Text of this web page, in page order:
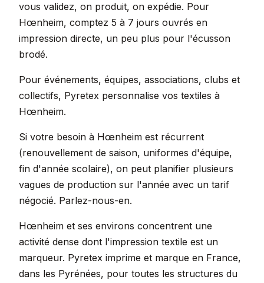
vous validez, on produit, on expédie. Pour
Hœnheim, comptez 5 à 7 jours ouvrés en
impression directe, un peu plus pour l'écusson
brodé.
Pour événements, équipes, associations, clubs et
collectifs, Pyretex personnalise vos textiles à
Hœnheim.
Si votre besoin à Hœnheim est récurrent
(renouvellement de saison, uniformes d'équipe,
fin d'année scolaire), on peut planifier plusieurs
vagues de production sur l'année avec un tarif
négocié. Parlez-nous-en.
Hœnheim et ses environs concentrent une
activité dense dont l'impression textile est un
marqueur. Pyretex imprime et marque en France,
dans les Pyrénées, pour toutes les structures du